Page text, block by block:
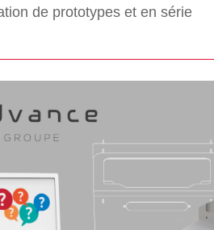
de prototypes et en série